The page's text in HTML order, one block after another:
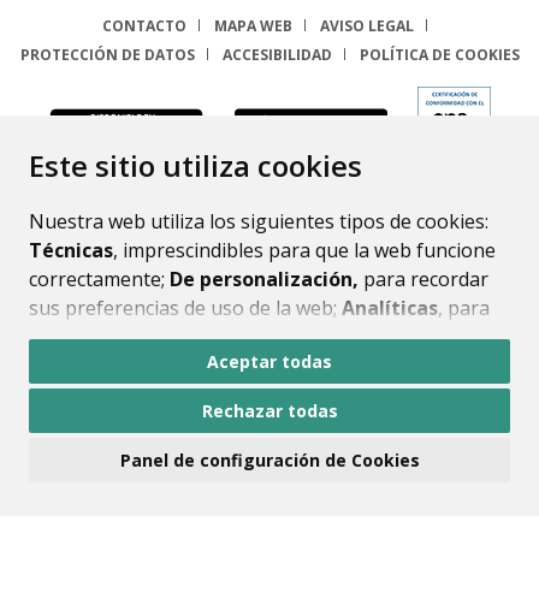
Este sitio utiliza cookies
Nuestra web utiliza los siguientes tipos de cookies:
Técnicas, imprescindibles para que la web funcione
correctamente; De personalización, para recordar
sus preferencias de uso de la web; Analíticas, para
mejorar el funcionamiento de la web y sus servicios.
Si acepta pulsando el botón“Aceptar todas”
consideramos que acepta su uso. Si pulsa el botón
ninguna acción, se guardarán las cookies técnicas
Aceptar todas
Rechazar todas
Panel de configuración de Cookies
CONTACTO
MAPA WEB
AVISO LEGAL
PROTECCIÓN DE DATOS
ACCESIBILIDAD POLÍTICA DE COOKIES